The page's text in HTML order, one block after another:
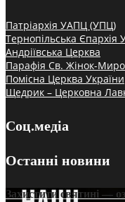
Патріархія УАПЦ (УПЦ)
Тернопільська
Андріївська Церква
Парафія Св. Жінок-
Помісна Церква України
Щедрик – Церковна
Соц.медіа
Останні новини
Захистити святині —